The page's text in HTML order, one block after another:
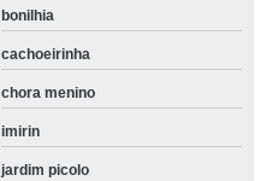
bonilhia
cachoeirinha
chora menino
imirin
jardim picolo